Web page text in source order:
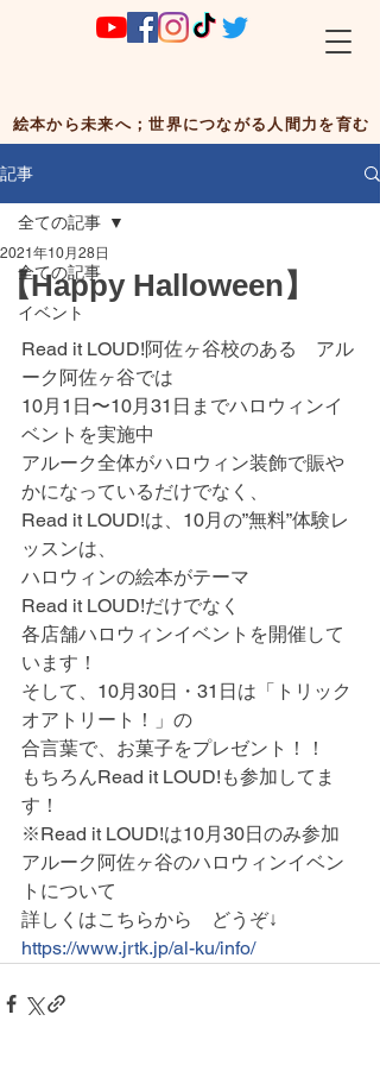
絵本から未来へ；世界につながる人間力を育む
記事
全ての記事
イベント
全ての記事
【Happy Halloween】
2021年10月28日
Read it LOUD!阿佐ヶ谷校のある　アル
ーク阿佐ヶ谷では
10月1日〜10月31日までハロウィンイ
ベントを実施中
アルーク全体がハロウィン装飾で賑や
かになっているだけでなく、
Read it LOUD!は、10月の”無料”体験レ
ッスンは、
ハロウィンの絵本がテーマ
Read it LOUD!だけでなく
各店舗ハロウィンイベントを開催して
います！
そして、10月30日・31日は「トリック
オアトリート！」の
合言葉で、お菓子をプレゼント！！
もちろんRead it LOUD!も参加してま
す！
※Read it LOUD!は10月30日のみ参加
アルーク阿佐ヶ谷のハロウィンイベン
トについて
詳しくはこちらから　どうぞ↓
https://www.jrtk.jp/al-ku/info/